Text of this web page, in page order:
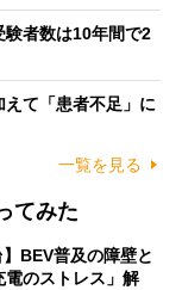
験者数は10年間で2
えて「患者不足」に
一覧を見る
てみた
BEV普及の障壁と
のストレス」解